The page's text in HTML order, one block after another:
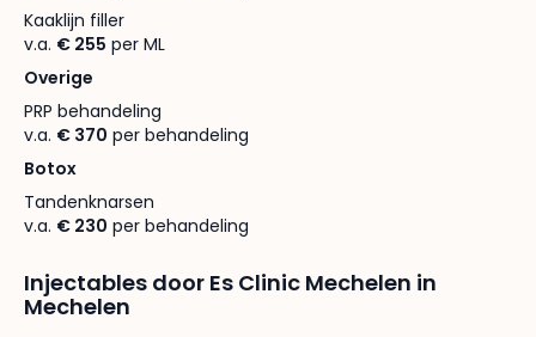
Kaaklijn filler
v.a. € 255 per ML
Overige
PRP behandeling
v.a. € 370 per behandeling
Botox
Tandenknarsen
v.a. € 230 per behandeling
Injectables door Es Clinic Mechelen in
Mechelen